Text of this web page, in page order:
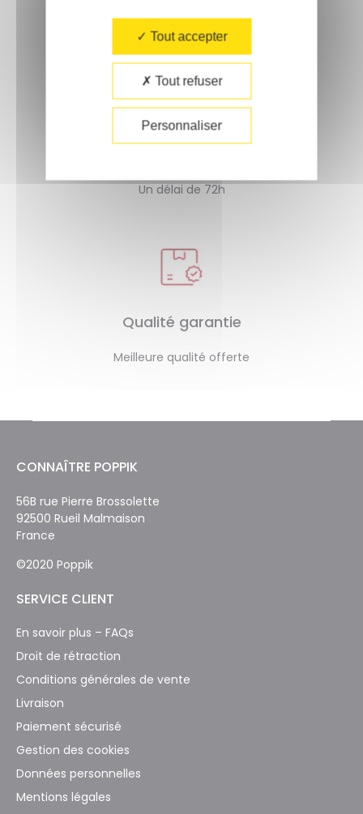
Un délai de 72h
Qualité garantie
Meilleure qualité offerte
CONNAÎTRE POPPIK
56B rue Pierre Brossolette
92500 Rueil Malmaison
France
©2020 Poppik
SERVICE CLIENT
En savoir plus – FAQs
Droit de rétraction
Conditions générales de vente
Livraison
Paiement sécurisé
Gestion des cookies
Données personnelles
Mentions légales
Tout accepter
Tout refuser
Personnaliser